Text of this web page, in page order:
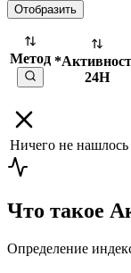
Отобразить
Метод
24H
Ничего не
Что такое
Определение